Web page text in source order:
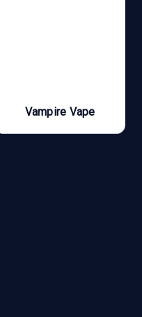
Vampire Vape